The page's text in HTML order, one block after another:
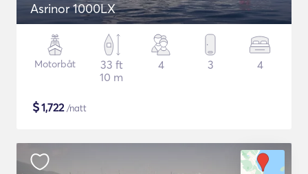
Asrinor 1000LX
Motorbåt
33 ft
10 m
4 3 4
$1,722/natt